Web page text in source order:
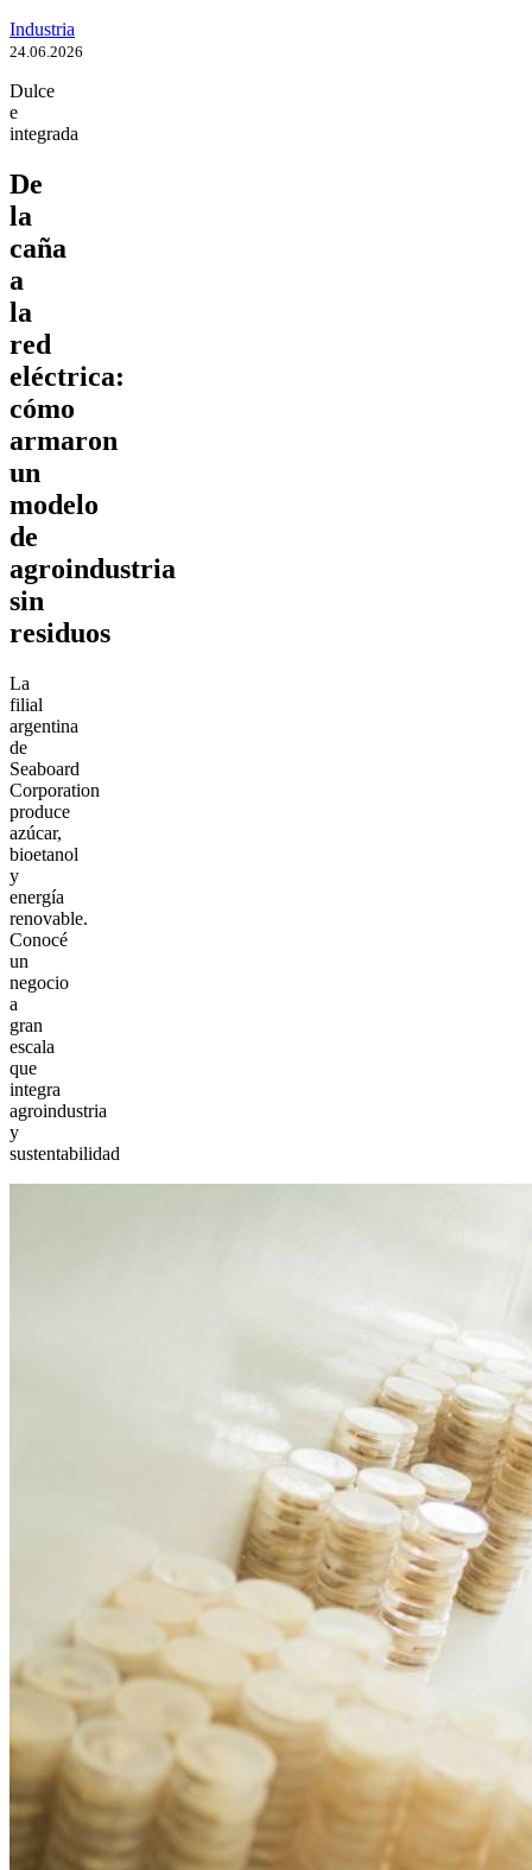
Industria
24.06.2026
Dulce
e
integrada
De
la
caña
a
la
red
eléctrica:
cómo
armaron
un
modelo
de
agroindustria
sin
residuos
La
filial
argentina
de
Seaboard
Corporation
produce
azúcar,
bioetanol
y
energía
renovable.
Conocé
un
negocio
a
gran
escala
que
integra
agroindustria
y
sustentabilidad